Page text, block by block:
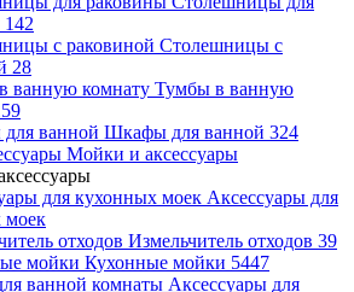
142
Столешницы с
28
Тумбы в ванную
Шкафы для ванной 324
Мойки и аксессуары
Аксессуары для
моек
Измельчитель отходов 39
Кухонные мойки 5447
Аксессуары для